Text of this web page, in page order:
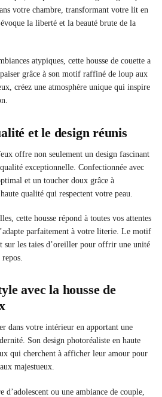
votre chambre, transformant votre lit en
la liberté et la beauté brute de la
atypiques, cette housse de couette a
grâce à son motif raffiné de loup aux
créez une atmosphère unique qui inspire
et le design réunis
offre non seulement un design fascinant
exceptionnelle. Confectionnée avec
et un toucher doux grâce à
qualité qui respectent votre peau.
cette housse répond à toutes vos attentes
parfaitement à votre literie. Le motif
sur les taies d’oreiller pour offrir une unité
repos.
avec la housse de
dans votre intérieur en apportant une
Son design photoréaliste en haute
qui cherchent à afficher leur amour pour
majestueux.
d’adolescent ou une ambiance de couple,